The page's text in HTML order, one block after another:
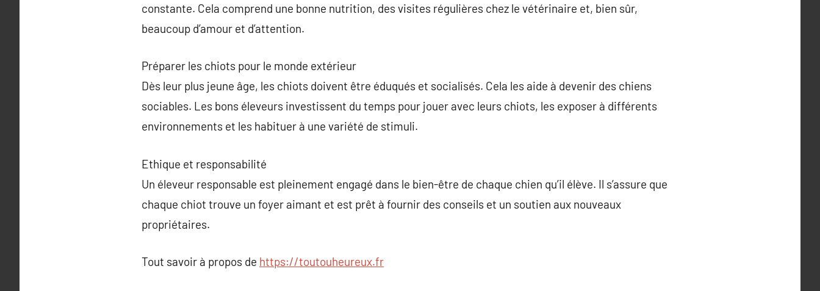
constante. Cela comprend une bonne nutrition, des visites régulières chez le vétérinaire et, bien sûr,
beaucoup d’amour et d’attention.
Préparer les chiots pour le monde extérieur
Dès leur plus jeune âge, les chiots doivent être éduqués et socialisés. Cela les aide à devenir des chiens
sociables. Les bons éleveurs investissent du temps pour jouer avec leurs chiots, les exposer à différents
environnements et les habituer à une variété de stimuli.
Ethique et responsabilité
Un éleveur responsable est pleinement engagé dans le bien-être de chaque chien qu’il élève. Il s’assure que
chaque chiot trouve un foyer aimant et est prêt à fournir des conseils et un soutien aux nouveaux
propriétaires.
Tout savoir à propos de https://toutouheureux.fr